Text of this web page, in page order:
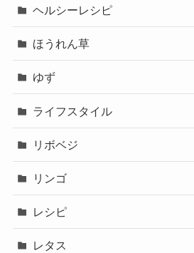
ヘルシーレシピ
ほうれん草
ゆず
ライフスタイル
リボベジ
リンゴ
レシピ
レタス